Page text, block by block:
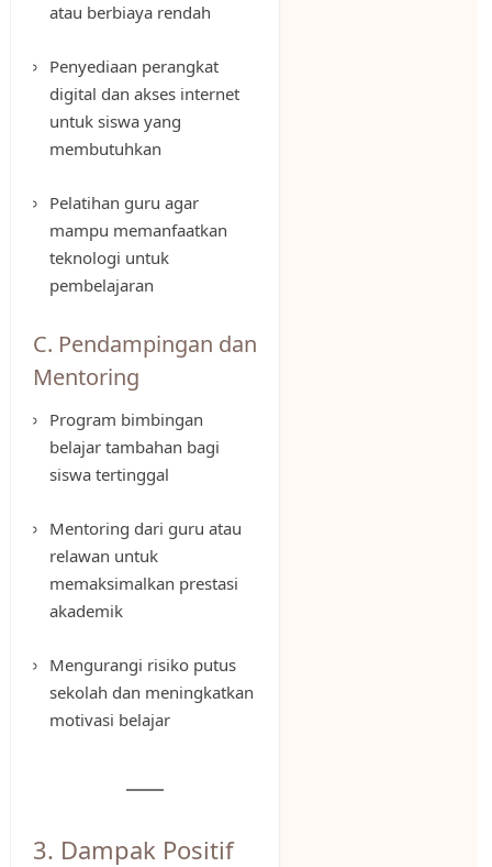
atau berbiaya rendah
Penyediaan perangkat
digital dan akses internet
untuk siswa yang
membutuhkan
Pelatihan guru agar
mampu memanfaatkan
teknologi untuk
pembelajaran
C. Pendampingan dan
Mentoring
Program bimbingan
belajar tambahan bagi
siswa tertinggal
Mentoring dari guru atau
relawan untuk
memaksimalkan prestasi
akademik
Mengurangi risiko putus
sekolah dan meningkatkan
motivasi belajar
3. Dampak Positif